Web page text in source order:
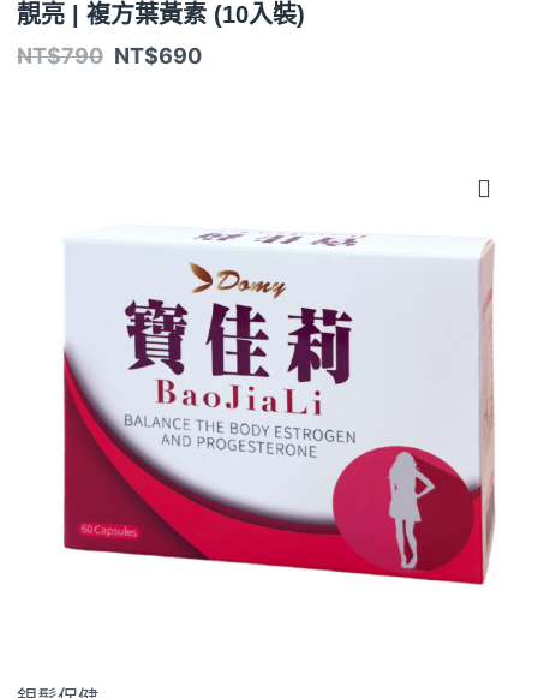
靚亮 | 複方葉黃素 (10入裝)
NT$790 NT$690